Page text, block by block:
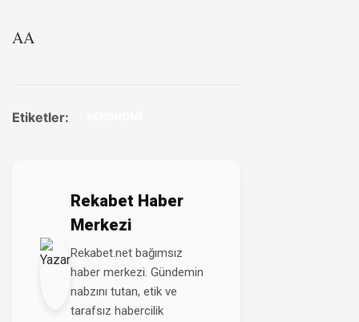
AA
Etiketler:
Rekabet Haber
Merkezi
Rekabet.net bağımsız
haber merkezi. Gündemin
nabzını tutan, etik ve
tarafsız habercilik